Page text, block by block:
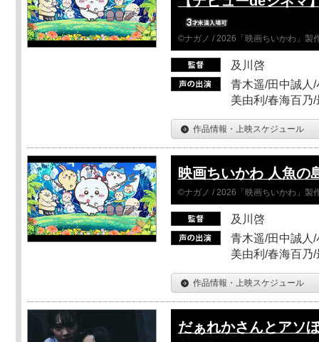
©ナガノ / 2026「映画ちいかわ」製
及川啓
青木遥/田中誠人
美由利/春海百乃
作品情報・上映スケジュール
映画ちいかわ 人魚の
©ナガノ / 2026「映画ちいかわ」製
及川啓
青木遥/田中誠人
美由利/春海百乃
作品情報・上映スケジュール
だぁれかさんとアソ